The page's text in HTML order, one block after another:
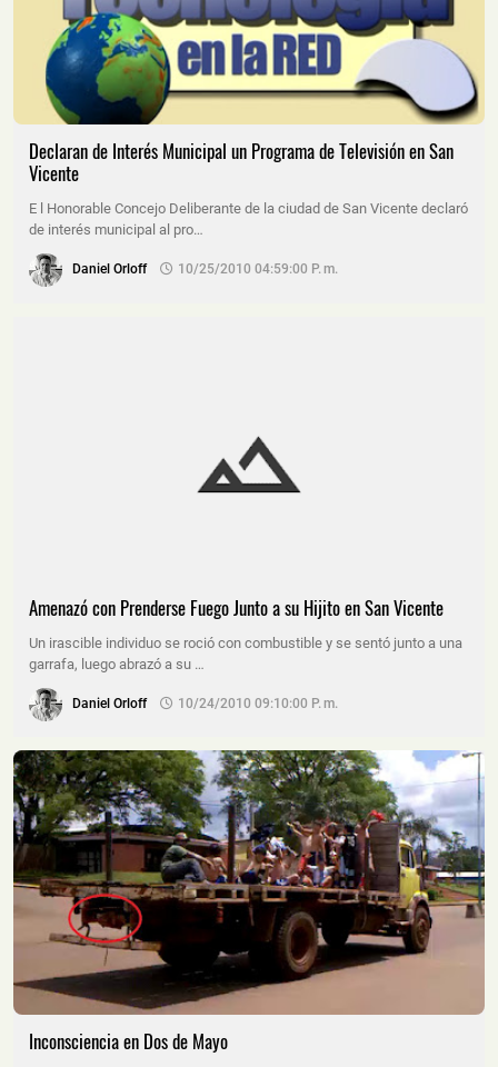
Declaran de Interés Municipal un Programa de Televisión en San
Vicente
E l Honorable Concejo Deliberante de la ciudad de San Vicente declaró
de interés municipal al pro…
Daniel Orloff 10/25/2010 04:59:00 P. M.
Amenazó con Prenderse Fuego Junto a su Hijito en San Vicente
Un irascible individuo se roció con combustible y se sentó junto a una
garrafa, luego abrazó a su …
Daniel Orloff 10/24/2010 09:10:00 P. M.
Inconsciencia en Dos de Mayo